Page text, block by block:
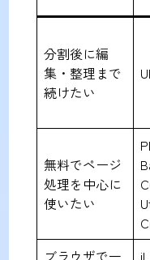
分割後に編
集・整理まで
続けたい
無料でページ
処理を中心に
使いたい
ブラウザで一